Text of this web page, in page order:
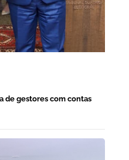
de gestores com contas